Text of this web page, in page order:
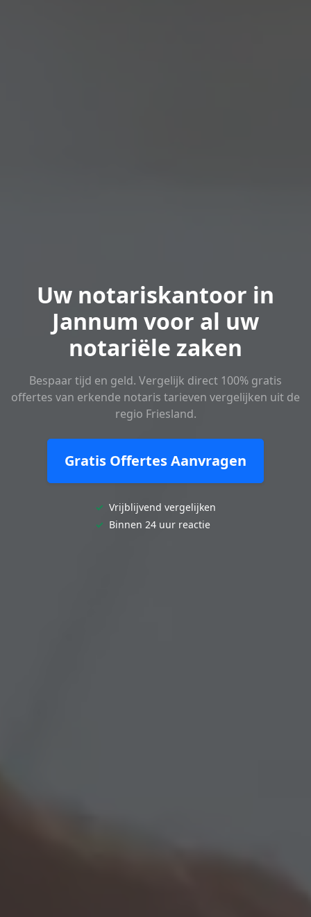
Uw notariskantoor in
Jannum voor al uw
notariële zaken
Bespaar tijd en geld. Vergelijk direct 100% gratis
offertes van erkende notaris tarieven vergelijken uit de
regio Friesland.
Gratis Offertes Aanvragen
✓ Vrijblijvend vergelijken
✓ Binnen 24 uur reactie